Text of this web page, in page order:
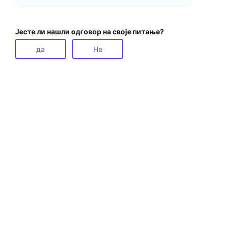
Јесте ли нашли одговор на своје питање?
да Не